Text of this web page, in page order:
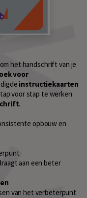
het handschrift van je
voor
instructiekaarten
voor stap te werken
.
opbouw en
aan een beter
van het verbeterpunt